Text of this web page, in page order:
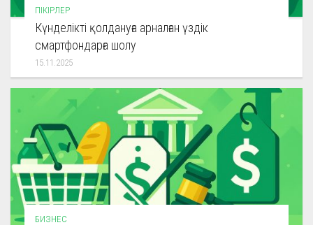
ПІКІРЛЕР
Күнделікті қолдануға арналған үздік
смартфондарға шолу
15.11.2025
БИЗНЕС